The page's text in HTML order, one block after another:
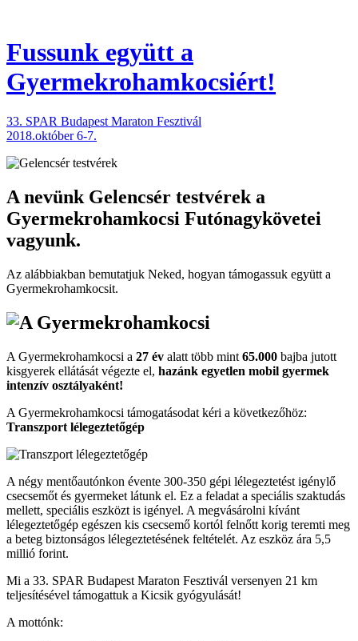
Fussunk együtt a
Gyermekrohamkocsiért!
33. SPAR Budapest Maraton Fesztivál
2018.október 6-7.
A nevünk Gelencsér testvérek a
Gyermekrohamkocsi Futónagykövetei
vagyunk.
Az alábbiakban bemutatjuk Neked, hogyan támogassuk együtt a
Gyermekroham­kocsit.
A Gyermekrohamkocsi a 27 év alatt több mint 65.000 bajba jutott
kisgyerek ellátását végezte el, hazánk egyetlen mobil gyermek
intenzív osztályaként!
A Gyermekrohamkocsi támogatásodat kéri a következőhöz:
Transzport lélegeztetőgép
A négy mentőautónkon évente 300-350 gépi lélegeztetést igénylő
csecsemőt és gyermeket látunk el. Ez a feladat a speciális szaktudás
mellett, speciális eszközt is igényel. A megvásárolni kívánt
lélegeztetőgép egészen kis csecsemő kortól felnőtt korig teremti meg
a beteg biztonságos lélegeztetésének feltételét. Az eszköz ára 5,5
millió forint.
Mi a 33. SPAR Budapest Maraton Fesztivál versenyen 21 km
teljesítésével támogattuk a Kicsik gyógyulását!
A mottónk: